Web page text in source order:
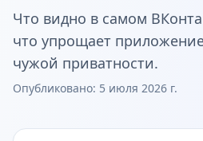
Что видно в самом
что упрощает
чужой приватности.
Опубликовано: 5 июля 2026 г.